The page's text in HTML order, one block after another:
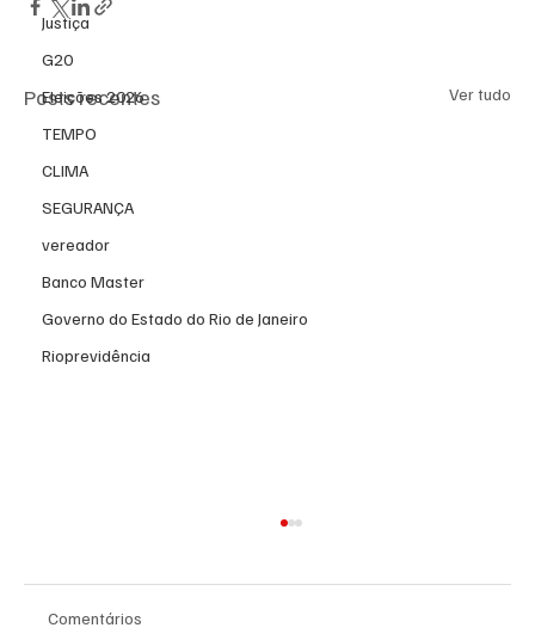
Justiça
G20
Eleições 2026
TEMPO
CLIMA
SEGURANÇA
vereador
Banco Master
Governo do Estado do Rio de Janeiro
Rioprevidência
Posts recentes Ver tudo
Comentários